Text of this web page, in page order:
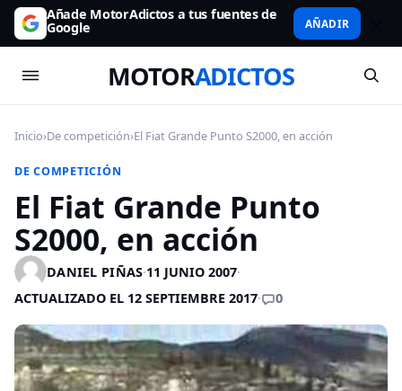
Añade MotorAdictos a tus fuentes de
Google AÑADIR
MOTORADICTOS
Inicio›De competición›El Fiat Grande Punto S2000, en acción
DE COMPETICIÓN
El Fiat Grande Punto
S2000, en acción
DANIEL PIÑAS·11 JUNIO 2007·
ACTUALIZADO EL 12 SEPTIEMBRE 2017· 0